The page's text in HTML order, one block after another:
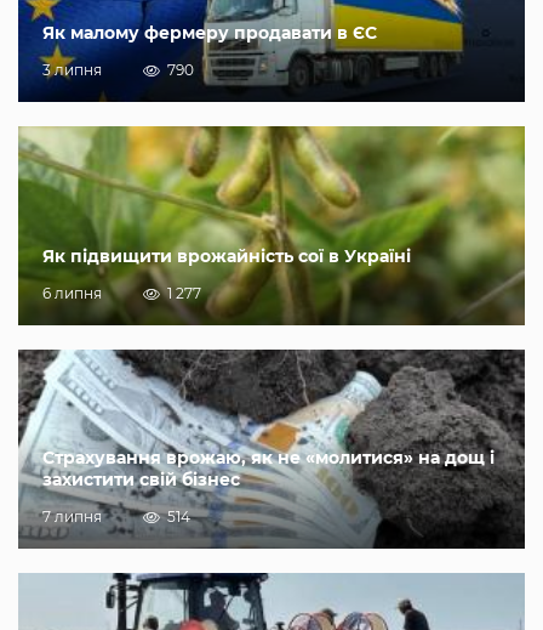
Як малому фермеру продавати в ЄС
3 липня 790
Як підвищити врожайність сої в Україні
6 липня 1 277
Страхування врожаю, як не «молитися» на дощ і
захистити свій бізнес
7 липня 514